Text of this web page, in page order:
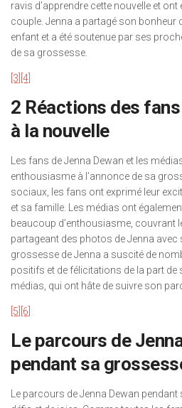
ravis d’apprendre cette nouvelle et
couple. Jenna a partagé son bonheur
enfant et a été soutenue par ses
de sa grossesse.
[3] [4]
2 Réactions des
à la nouvelle
Les fans de Jenna Dewan et les
enthousiasme à l’annonce de sa
sociaux, les fans ont exprimé leur
et sa famille. Les médias ont
beaucoup d’enthousiasme, couvrant
partageant des photos de Jenna avec
grossesse de Jenna a suscité de
positifs et de félicitations de la part de
médias, qui ont hâte de suivre son
[5] [6]
Le parcours de
pendant sa
Le parcours de Jenna Dewan